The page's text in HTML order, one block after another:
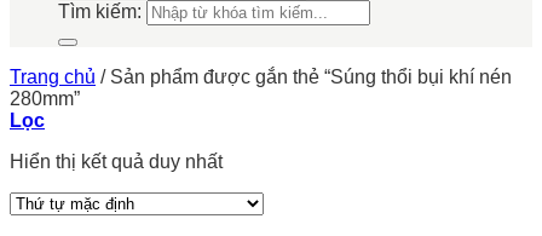
Tìm kiếm:
Trang chủ /Sản phẩm được gắn thẻ “Súng thổi bụi khí nén
280mm”
Lọc
Hiển thị kết quả duy nhất